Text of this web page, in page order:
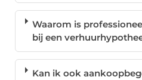
Waarom is
bij een
Kan ik ook